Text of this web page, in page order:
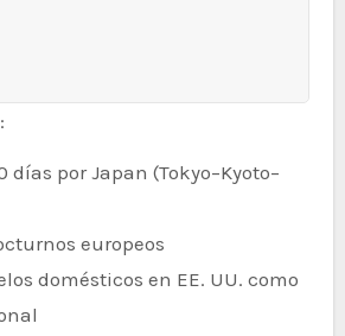
días por Japan (Tokyo–Kyoto–
europeos
domésticos en EE. UU. como